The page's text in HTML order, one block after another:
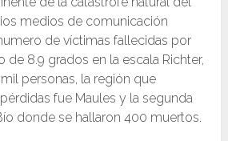
medios de comunicación
de víctimas fallecidas por
8.9 grados en la escala Richter,
personas, la región que
fue Maules y la segunda
donde se hallaron 400 muertos.